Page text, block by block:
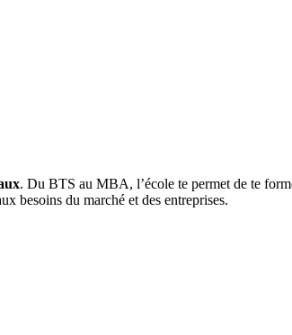
. Du BTS au MBA, l’école te permet de te
besoins du marché et des entreprises.